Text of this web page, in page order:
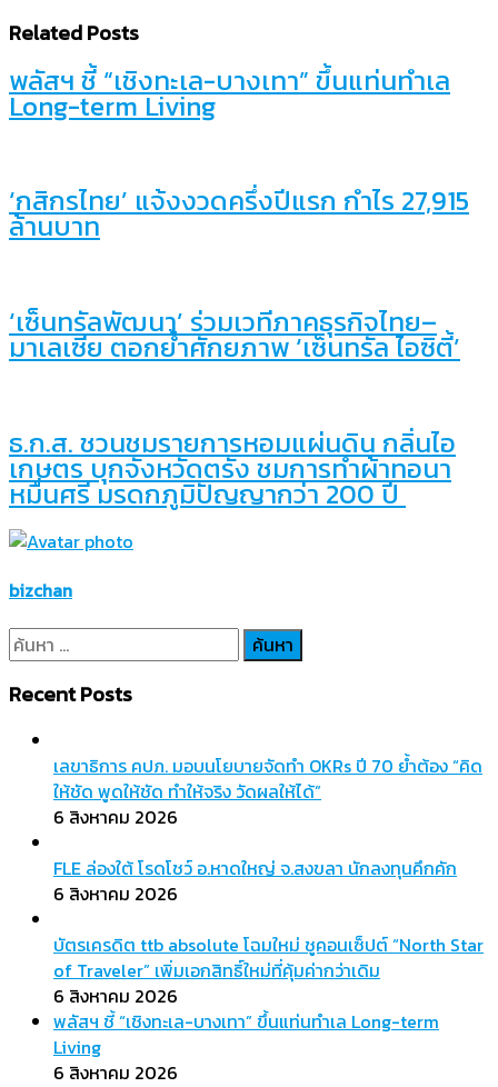
Related Posts
พลัสฯ ชี้ “เชิงทะเล-บางเทา” ขึ้นแท่นทำเล
Long-term Living
‘กสิกรไทย’ แจ้งงวดครึ่งปีแรก กำไร 27,915
ล้านบาท
‘เซ็นทรัลพัฒนา’ ร่วมเวทีภาคธุรกิจไทย–
มาเลเซีย ตอกย้ำศักยภาพ ‘เซ็นทรัล ไอซิตี้’
ธ.ก.ส. ชวนชมรายการหอมแผ่นดิน กลิ่นไอ
เกษตร บุกจังหวัดตรัง ชมการทำผ้าทอนา
หมื่นศรี มรดกภูมิปัญญากว่า 200 ปี
bizchan
ค้นหา
สำหรับ:
Recent Posts
เลขาธิการ คปภ. มอบนโยบายจัดทำ OKRs ปี 70 ย้ำต้อง “คิด
ให้ชัด พูดให้ชัด ทำให้จริง วัดผลให้ได้”
6 สิงหาคม 2026
FLE ล่องใต้ โรดโชว์ อ.หาดใหญ่ จ.สงขลา นักลงทุนคึกคัก
6 สิงหาคม 2026
บัตรเครดิต ttb absolute โฉมใหม่ ชูคอนเซ็ปต์ “North Star
of Traveler” เพิ่มเอกสิทธิ์ใหม่ที่คุ้มค่ากว่าเดิม
6 สิงหาคม 2026
พลัสฯ ชี้ “เชิงทะเล-บางเทา” ขึ้นแท่นทำเล Long-term
Living
6 สิงหาคม 2026